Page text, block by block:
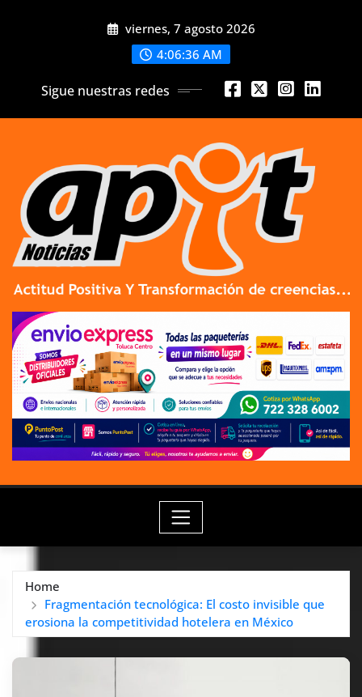
viernes, 7 agosto 2026
4:06:37 AM
Sigue nuestras redes
Home
Fragmentación tecnológica: El costo invisible que
erosiona la competitividad hotelera en México